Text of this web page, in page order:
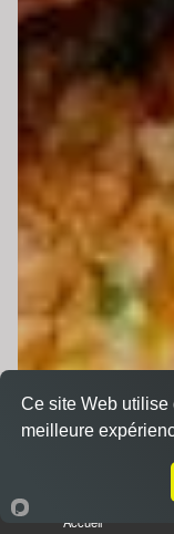
Accueil
Ce site Web utilise
meilleure